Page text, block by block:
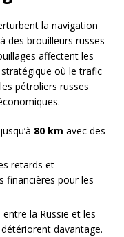
la navigation
des brouilleurs russes
affectent les
où le trafic
pétroliers russes
80 km avec des
retards et
financières pour les
la Russie et les
davantage.